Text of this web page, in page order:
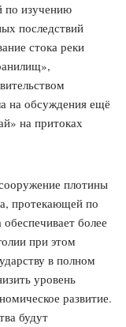
по изучению
последствий
стока реки
на обсуждения ещё
на притоках
плотины
протекающей по
более
при этом
в полном
уровень
развитие.
будут